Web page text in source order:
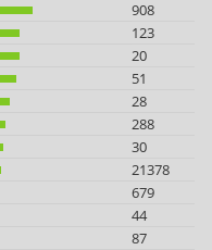
908
123
20
51
28
288
30
21378
679
44
87